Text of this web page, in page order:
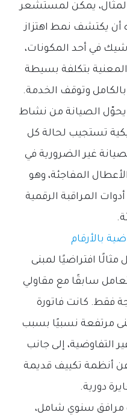
يمكن لمستشعر
أن يكتشف نمط اهتزاز
في أحد المكونات،
بتكلفة بسيطة
وتوقف الخدمة.
يحوّل الصيانة من نشاط
تستجيب لحالة كل
غير الضرورية في
المفاجئة، وهو
المراقبة الرقمية
بالأرقام
مثالًا افتراضيًا لمبنى
كان يتعامل سابقًا مع مقاولي
فقط. كانت فاتورة
مرتفعة نسبيًا بسبب
التفاوضية، إلى جانب
عن أنظمة تكييف قديمة
دورية.
مرافق سنوي شامل،